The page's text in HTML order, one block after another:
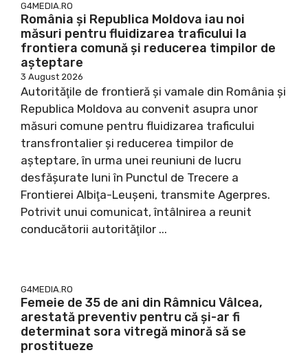
G4MEDIA.RO
România şi Republica Moldova iau noi
măsuri pentru fluidizarea traficului la
frontiera comună şi reducerea timpilor de
aşteptare
3 August 2026
Autorităţile de frontieră şi vamale din România şi
Republica Moldova au convenit asupra unor
măsuri comune pentru fluidizarea traficului
transfrontalier şi reducerea timpilor de
aşteptare, în urma unei reuniuni de lucru
desfăşurate luni în Punctul de Trecere a
Frontierei Albiţa-Leuşeni, transmite Agerpres.
Potrivit unui comunicat, întâlnirea a reunit
conducătorii autorităţilor ...
G4MEDIA.RO
Femeie de 35 de ani din Râmnicu Vâlcea,
arestată preventiv pentru că şi-ar fi
determinat sora vitregă minoră să se
prostitueze